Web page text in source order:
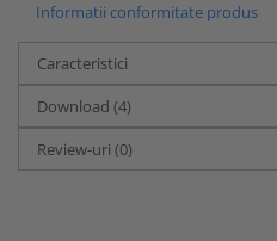
Informatii conformitate produs
Caracteristici
Download (4)
Review-uri (0)